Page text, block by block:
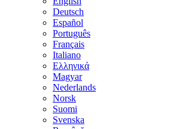
Deutsch
Español
Português
Français
Italiano
Ελληνικά
Magyar
Nederlands
Norsk
Suomi
Svenska